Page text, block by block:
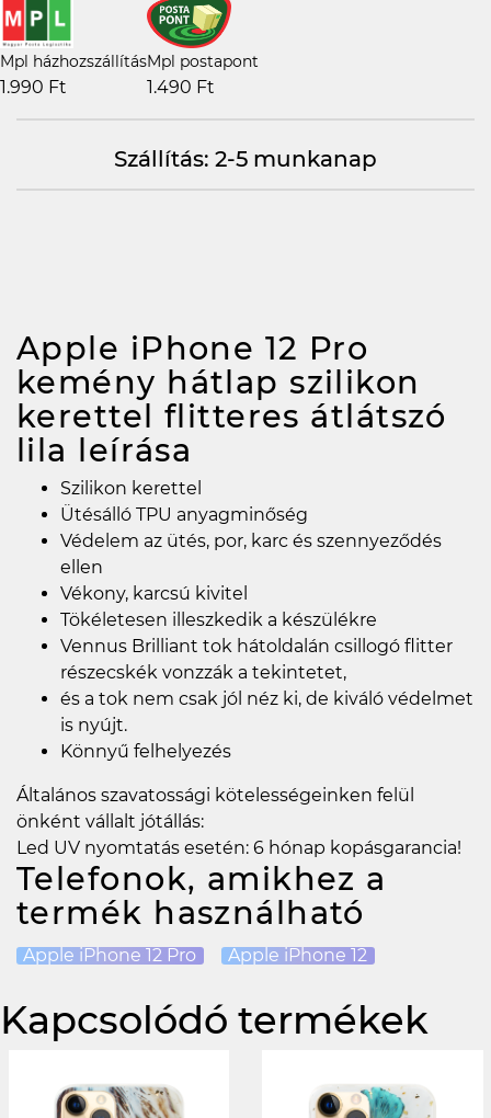
Mpl házhozszállítás
1.990 Ft
Mpl postapont
1.490 Ft
Szállítás: 2-5 munkanap
Apple iPhone 12 Pro
kemény hátlap szilikon
kerettel flitteres átlátszó
lila leírása
Szilikon kerettel
Ütésálló TPU anyagminőség
Védelem az ütés, por, karc és szennyeződés
ellen
Vékony, karcsú kivitel
Tökéletesen illeszkedik a készülékre
Vennus Brilliant tok hátoldalán csillogó flitter
részecskék vonzzák a tekintetet,
és a tok nem csak jól néz ki, de kiváló védelmet
is nyújt.
Könnyű felhelyezés
Általános szavatossági kötelességeinken felül
önként vállalt jótállás:
Led UV nyomtatás esetén: 6 hónap kopásgarancia!
Telefonok, amikhez a
termék használható
Apple iPhone 12 Pro Apple iPhone 12
Kapcsolódó termékek